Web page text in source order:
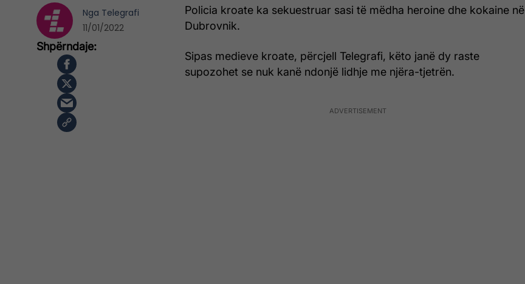
Policia kroate ka sekuestruar sasi të mëdha heroine dhe kokaine në
Dubrovnik.
Sipas medieve kroate, përcjell Telegrafi, këto janë dy raste
supozohet se nuk kanë ndonjë lidhje me njëra-tjetrën.
Nga Telegrafi
11/01/2022